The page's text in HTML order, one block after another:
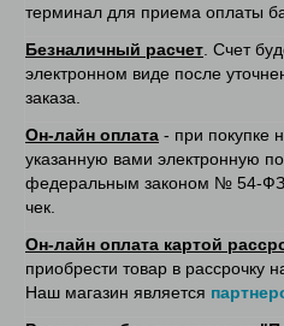
терминал для приема оплаты
Безналичный расчет . Счет
электронном виде после
заказа.
Он-лайн оплата - при покупке
указанную вами электронную
федеральным законом № 54-ФЗ
чек.
Он-лайн оплата картой
приобрести товар в рассрочку
Наш магазин является